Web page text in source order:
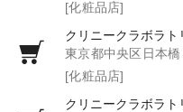
[化粧品店]
クリニークラボラト
東京都中央区日本橋
[化粧品店]
クリニークラボラト